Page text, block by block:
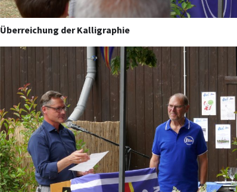
Überreichung der Kalligraphie